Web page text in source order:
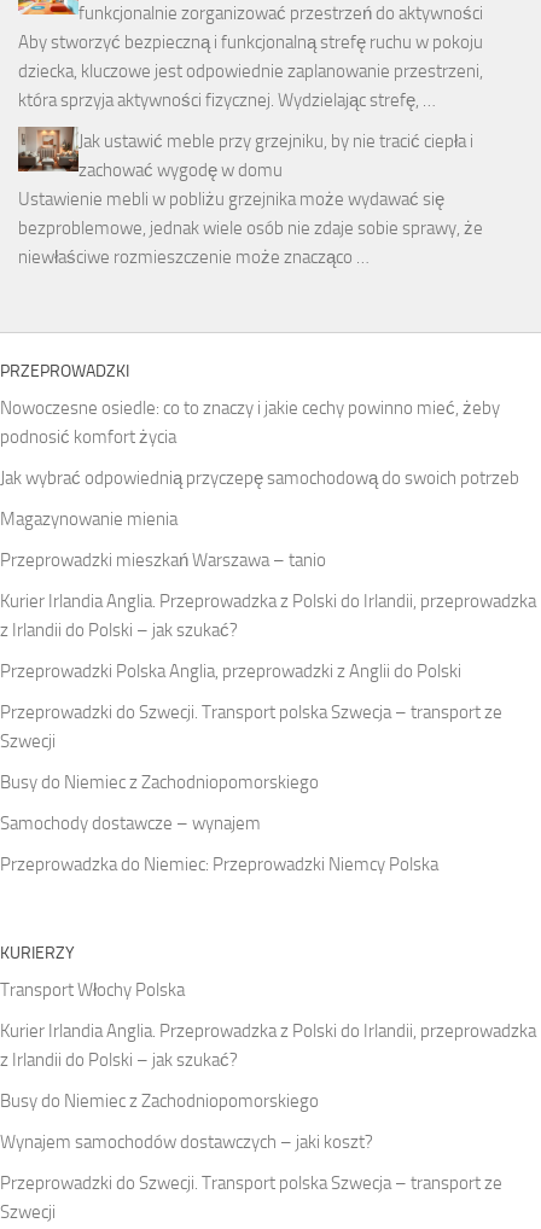
funkcjonalnie zorganizować przestrzeń do aktywności
Aby stworzyć bezpieczną i funkcjonalną strefę ruchu w pokoju
dziecka, kluczowe jest odpowiednie zaplanowanie przestrzeni,
która sprzyja aktywności fizycznej. Wydzielając strefę, …
Jak ustawić meble przy grzejniku, by nie tracić ciepła i
zachować wygodę w domu
Ustawienie mebli w pobliżu grzejnika może wydawać się
bezproblemowe, jednak wiele osób nie zdaje sobie sprawy, że
niewłaściwe rozmieszczenie może znacząco …
PRZEPROWADZKI
Nowoczesne osiedle: co to znaczy i jakie cechy powinno mieć, żeby
podnosić komfort życia
Jak wybrać odpowiednią przyczepę samochodową do swoich potrzeb
Magazynowanie mienia
Przeprowadzki mieszkań Warszawa – tanio
Kurier Irlandia Anglia. Przeprowadzka z Polski do Irlandii, przeprowadzka
z Irlandii do Polski – jak szukać?
Przeprowadzki Polska Anglia, przeprowadzki z Anglii do Polski
Przeprowadzki do Szwecji. Transport polska Szwecja – transport ze
Szwecji
Busy do Niemiec z Zachodniopomorskiego
Samochody dostawcze – wynajem
Przeprowadzka do Niemiec: Przeprowadzki Niemcy Polska
KURIERZY
Transport Włochy Polska
Kurier Irlandia Anglia. Przeprowadzka z Polski do Irlandii, przeprowadzka
z Irlandii do Polski – jak szukać?
Busy do Niemiec z Zachodniopomorskiego
Wynajem samochodów dostawczych – jaki koszt?
Przeprowadzki do Szwecji. Transport polska Szwecja – transport ze
Szwecji